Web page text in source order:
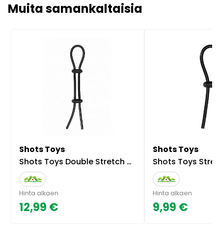
Muita samankaltaisia
Shots Toys
Shots Toys Double Stretch Booster
Hinta alkaen
12,99 €
Shots Toys
Shots Toys Stretch Booster,
Hinta alkaen
9,99 €